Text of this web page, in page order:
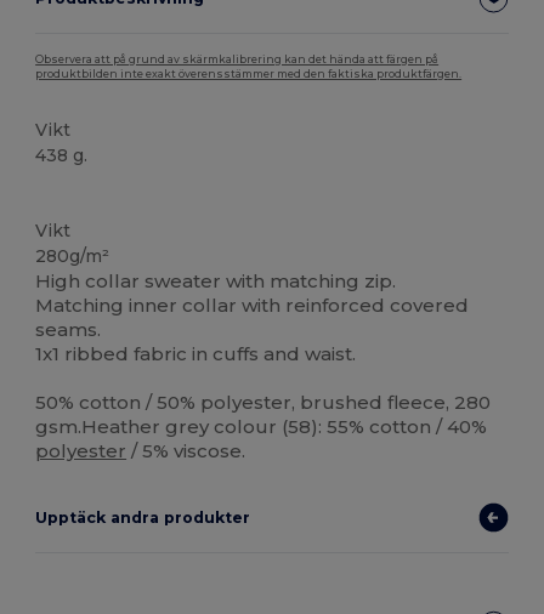
Observera att på grund av skärmkalibrering kan det hända att färgen på
produktbilden inte exakt överensstämmer med den faktiska produktfärgen.
Vikt
438 g.
Vikt
280g/m²
High collar sweater with matching zip.
Matching inner collar with reinforced covered
seams.
1x1 ribbed fabric in cuffs and waist.
50% cotton / 50% polyester, brushed fleece, 280
gsm.Heather grey colour (58): 55% cotton / 40%
polyester / 5% viscose.
Upptäck andra produkter